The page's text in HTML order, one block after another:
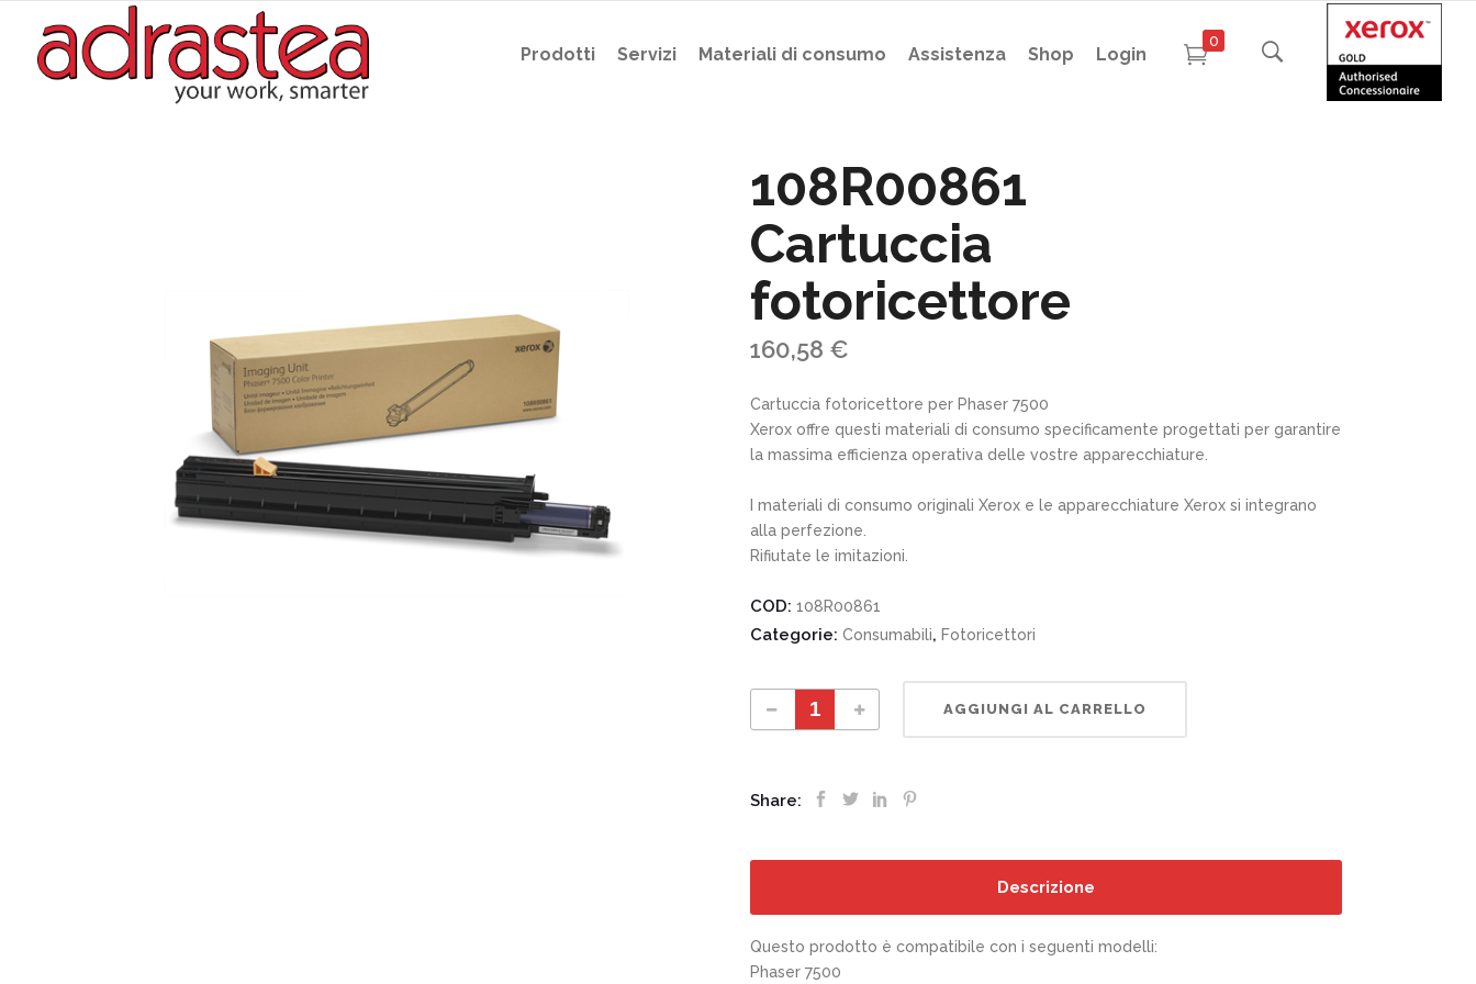
Prodotti Servizi Materiali di consumo Assistenza Shop Login
0
108R00861
Cartuccia
fotoricettore
160,58 €
Cartuccia fotoricettore per Phaser 7500
Xerox offre questi materiali di consumo specificamente progettati per garantire
la massima efficienza operativa delle vostre apparecchiature.
I materiali di consumo originali Xerox e le apparecchiature Xerox si integrano
alla perfezione.
Rifiutate le imitazioni.
COD: 108R00861
Categorie: Consumabili, Fotoricettori
108R00861 Cartuccia fotoricettore quantity
AGGIUNGI AL CARRELLO
Share:
Descrizione
Questo prodotto è compatibile con i seguenti modelli:
Phaser 7500